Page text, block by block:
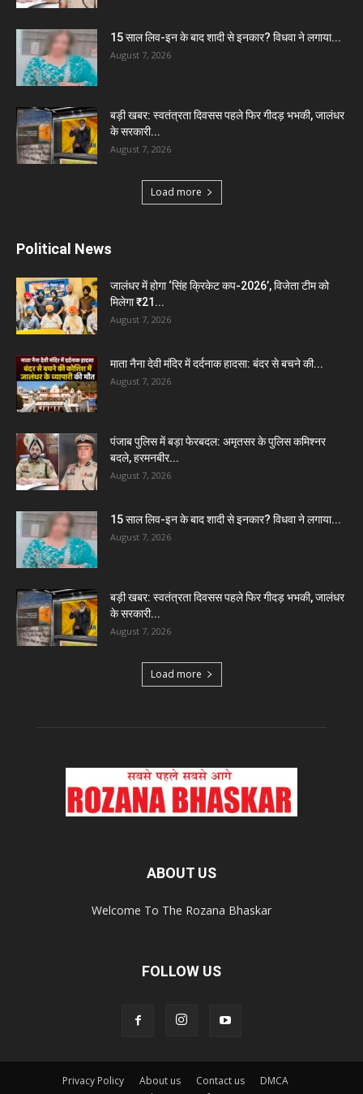
15 साल लिव-इन के बाद शादी से इनकार? विधवा ने लगाया...
August 7, 2026
बड़ी खबर: स्वतंत्रता दिवसस पहले फिर गीदड़ भभकी, जालंधर
के सरकारी...
August 7, 2026
Load more
Political News
जालंधर में होगा ‘सिंह क्रिकेट कप-2026’, विजेता टीम को
मिलेगा ₹21...
August 7, 2026
माता नैना देवी मंदिर में दर्दनाक हादसा: बंदर से बचने की...
August 7, 2026
पंजाब पुलिस में बड़ा फेरबदल: अमृतसर के पुलिस कमिश्नर
बदले, हरमनबीर...
August 7, 2026
15 साल लिव-इन के बाद शादी से इनकार? विधवा ने लगाया...
August 7, 2026
बड़ी खबर: स्वतंत्रता दिवसस पहले फिर गीदड़ भभकी, जालंधर
के सरकारी...
August 7, 2026
Load more
ABOUT US
Welcome To The Rozana Bhaskar
FOLLOW US
Privacy Policy About us Contact us
DMCA